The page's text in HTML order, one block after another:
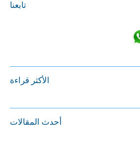
تابعنا
الأكثر قراءة
أحدث المقالات